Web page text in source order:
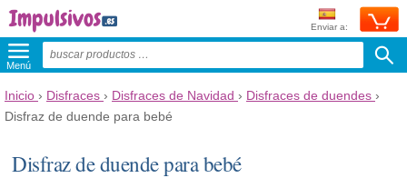
Enviar a:
Menú
Inicio › Disfraces › Disfraces de Navidad › Disfraces de duendes ›
Disfraz de duende para bebé
Disfraz de duende para bebé